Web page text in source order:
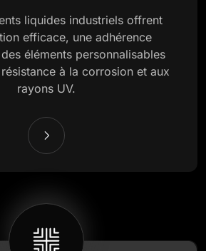
liquides industriels offrent
efficace, une adhérence
éléments personnalisables
à la corrosion et aux
rayons UV.